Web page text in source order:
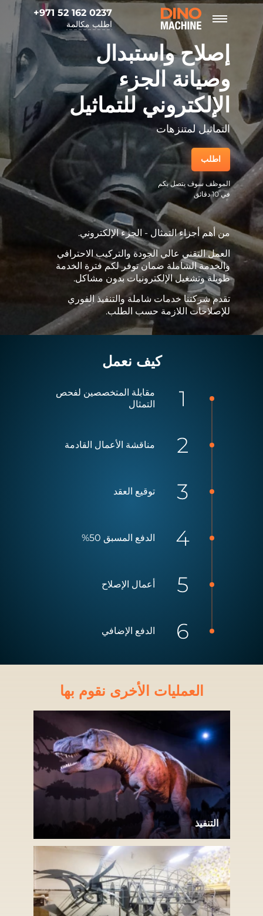
+971 52 162 0237
اطلب مكالمة
إصلاح واستبدال
وصيانة الجزء
الإلكتروني للتماثيل
التماثيل لمتنزهات
اطلب
الموظف سوف يتصل بكم
في 10 دقائق
من أهم أجزاء التمثال - الجزء الإلكتروني.
العمل التقني عالي الجودة والتركيب الاحترافي
والخدمة الشاملة ضمان توفر لكم فترة الخدمة
طويلة وتشغيل الإلكترونيات بدون مشاكل.
تقدم شركتنا خدمات شاملة والتنفيذ الفوري
للإصلاحات اللازمة حسب الطلب.
كيف نعمل
مقابلة المتخصصين لفحص
التمثال
مناقشة الأعمال القادمة
توقيع العقد
الدفع المسبق 50%
أعمال الإصلاح
الدفع الإضافي
العمليات الأخرى نقوم بها
التنفيذ